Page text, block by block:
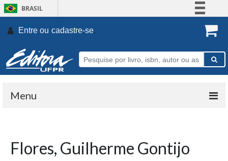
BRASIL
Participe
Entre ou cadastre-se.
Menu
Flores, Guilherme Gontijo